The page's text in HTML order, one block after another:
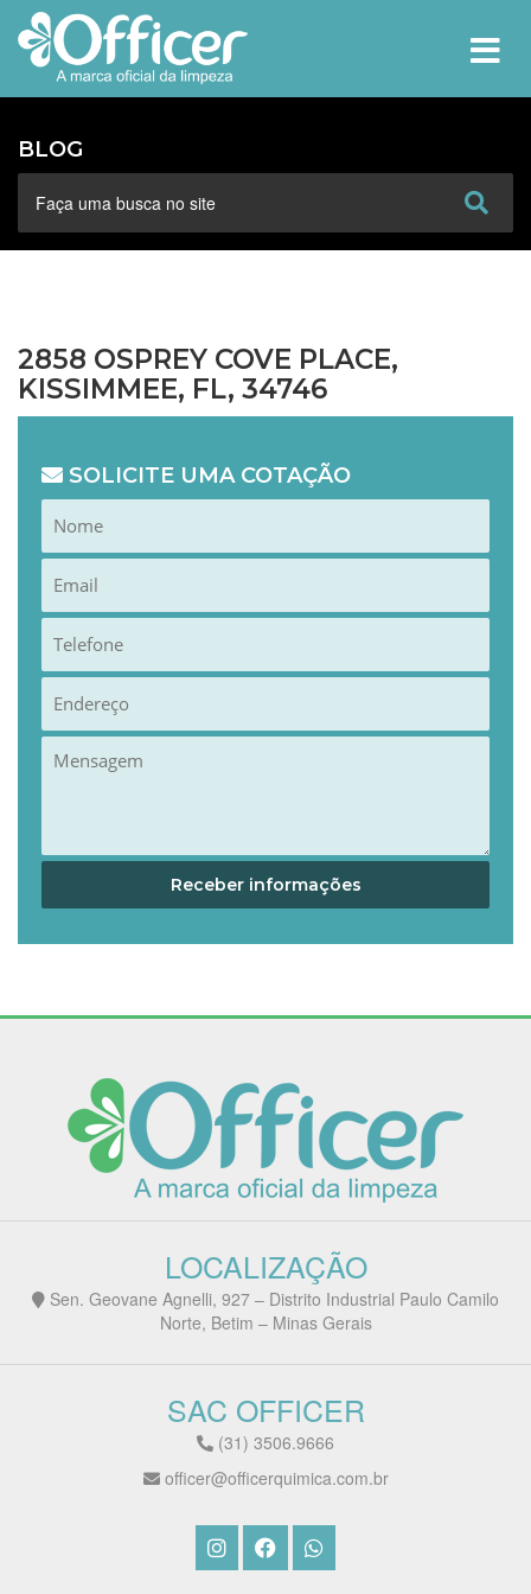
BLOG
2858 OSPREY COVE PLACE,
KISSIMMEE, FL, 34746
SOLICITE UMA COTAÇÃO
LOCALIZAÇÃO
Sen. Geovane Agnelli, 927 – Distrito Industrial Paulo Camilo
Norte, Betim – Minas Gerais
SAC OFFICER
(31) 3506.9666
officer@officerquimica.com.br